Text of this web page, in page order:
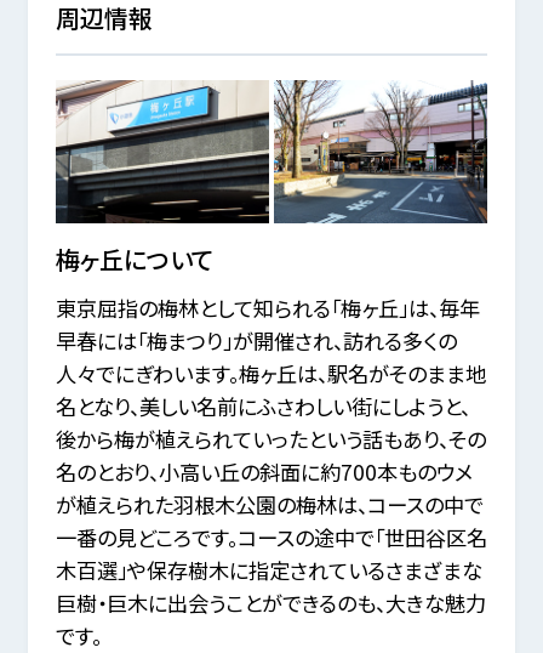
周辺情報
梅ヶ丘について
東京屈指の梅林として知られる「梅ヶ丘」は、毎年
早春には「梅まつり」が開催され、訪れる多くの
人々でにぎわいます。梅ヶ丘は、駅名がそのまま地
名となり、美しい名前にふさわしい街にしようと、
後から梅が植えられていったという話もあり、その
名のとおり、小高い丘の斜面に約700本ものウメ
が植えられた羽根木公園の梅林は、コースの中で
一番の見どころです。コースの途中で「世田谷区名
木百選」や保存樹木に指定されているさまざまな
巨樹・巨木に出会うことができるのも、大きな魅力
です。